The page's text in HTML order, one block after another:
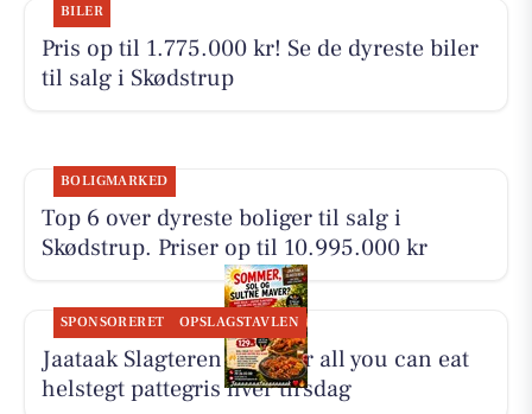
BILER
Pris op til 1.775.000 kr! Se de dyreste biler
til salg i Skødstrup
BOLIGMARKED
Top 6 over dyreste boliger til salg i
Skødstrup. Priser op til 10.995.000 kr
SPONSORERET OPSLAGSTAVLEN
Jaataak Slagteren serverer all you can eat
helstegt pattegris hver tirsdag